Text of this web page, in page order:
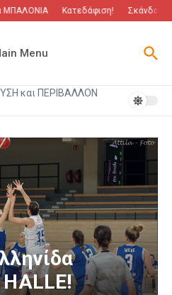
ΜΠΑΛΟΝΙΑ Κατεδάφιση! Σκάνδαλο
Menu
και ΠΕΡΙΒΑΛΛΟΝ